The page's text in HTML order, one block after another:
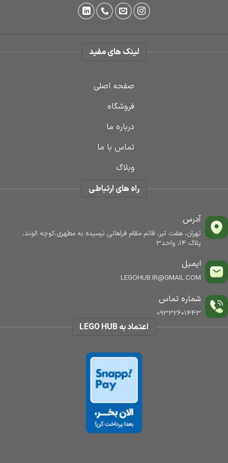
لینک های مفید
صفحه اصلی
فروشگاه
درباره ما
تماس با ما
وبلاگ
راه های ارتباطی
آدرس
تهران، هفت تیر، قائم مقام فراهانی نرسیده به مطهری،کوچه الوند،
پلاک 14، واحد3
ایمیل
LEGOHUB.IR@GMAIL.COM
شماره تماس
09332601443
اعتماد به LEGO HUB